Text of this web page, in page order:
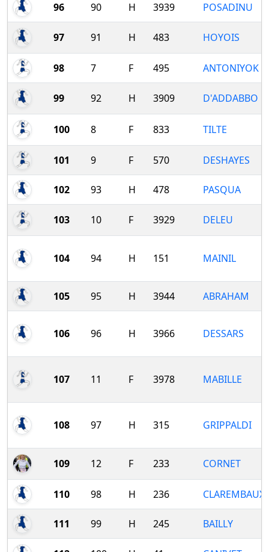
96 90 H 3939 POSADINU
97 91 H 483 HOYOIS
98 7 F 495 ANTONIYOK
99 92 H 3909 D'ADDABBO
100 8 F 833 TILTE
101 9 F 570 DESHAYES
102 93 H 478 PASQUA
103 10 F 3929 DELEU
104 94 H 151 MAINIL
105 95 H 3944 ABRAHAM
106 96 H 3966 DESSARS
107 11 F 3978 MABILLE
108 97 H 315 GRIPPALDI
109 12 F 233 CORNET
110 98 H 236 CLAREMBAUX
111 99 H 245 BAILLY